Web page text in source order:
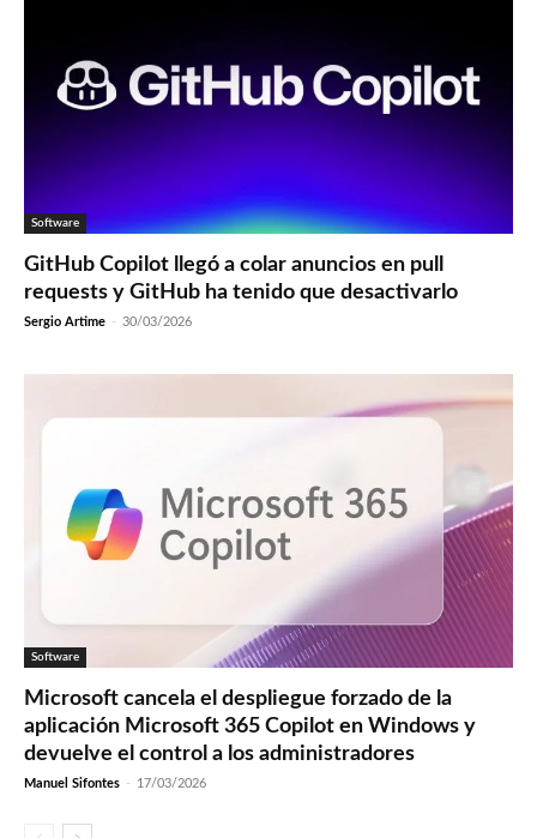
Software
GitHub Copilot llegó a colar anuncios en pull
requests y GitHub ha tenido que desactivarlo
Sergio Artime - 30/03/2026
Software
Microsoft cancela el despliegue forzado de la
aplicación Microsoft 365 Copilot en Windows y
devuelve el control a los administradores
Manuel Sifontes - 17/03/2026